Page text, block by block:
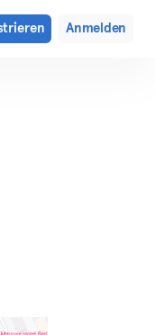
Anmelden